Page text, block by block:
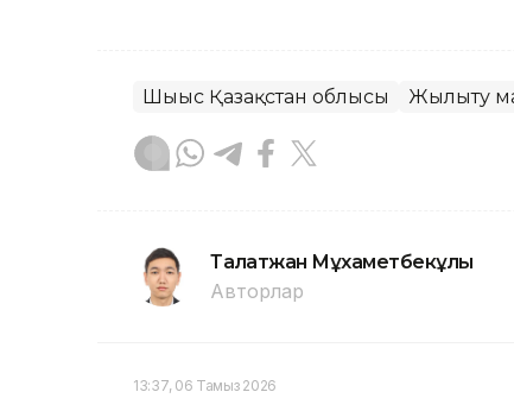
Шығыс Қазақстан облысы Жылыту
Талғатжан Мұхаметбекұлы
Авторлар
13:37, 06 Тамыз 2026